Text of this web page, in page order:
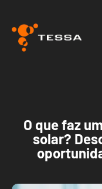
O que faz
solar?